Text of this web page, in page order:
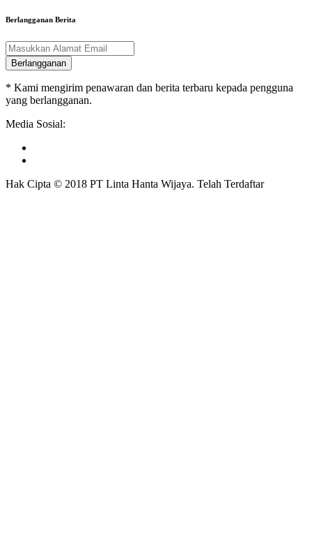
Berlangganan Berita
Berlangganan
* Kami mengirim penawaran dan berita terbaru kepada pengguna
yang berlangganan.
Media Sosial:
Hak Cipta © 2018 PT Linta Hanta Wijaya. Telah Terdaftar